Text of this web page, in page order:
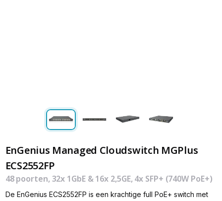
EnGenius Managed Cloudswitch MGPlus
ECS2552FP
48 poorten, 32x 1GbE & 16x 2,5GE, 4x SFP+ (740W PoE+)
De EnGenius ECS2552FP is een krachtige full PoE+ switch met